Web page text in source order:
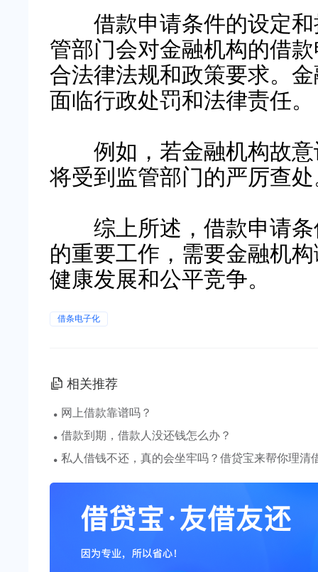
借款申请条件的设定和
管部门会对金融机构的借
合法律法规和政策要求。
面临行政处罚和法律责任。
例如，若金融机构故意
将受到监管部门的严厉查
综上所述，借款申请条
的重要工作，需要金融机
健康发展和公平竞争。
借条电子化
相关推荐
· 网上借款靠谱吗？
· 借款到期，借款人没还钱怎么办？
· 私人借钱不还，真的会坐牢吗？借贷宝来帮你理清